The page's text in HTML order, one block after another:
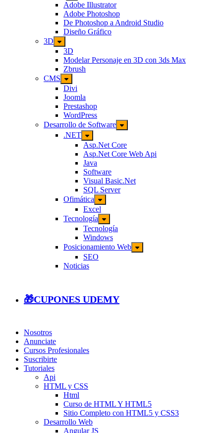
Adobe Illustrator
Adobe Photoshop
De Photoshop a Android Studio
Diseño Gráfico
3D
3D
Modelar Personaje en 3D con 3ds Max
Zbrush
CMS
Divi
Joomla
Prestashop
WordPress
Desarrollo de Software
.NET
Asp.Net Core
Asp.Net Core Web Api
Java
Software
Visual Basic.Net
SQL Server
Ofimática
Excel
Tecnología
Tecnología
Windows
Posicionamiento Web
SEO
Noticias
🎁CUPONES UDEMY
Nosotros
Anunciate
Cursos Profesionales
Suscribirte
Tutoriales
Api
HTML y CSS
Html
Curso de HTML Y HTML5
Sitio Completo con HTML5 y CSS3
Desarrollo Web
Angular JS